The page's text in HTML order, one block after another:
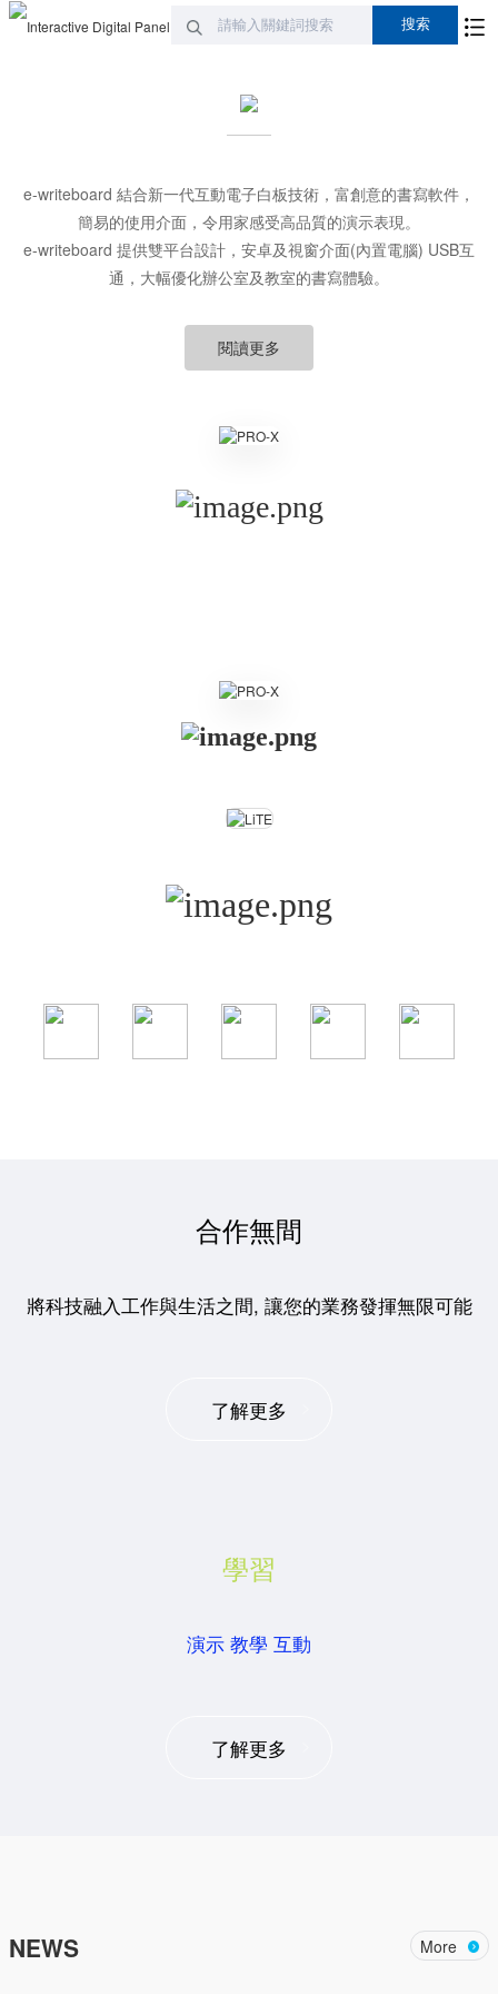
e-writeboard 結合新一代互動電子白板技術，富創意的書寫軟件，
簡易的使用介面，令用家感受高品質的演示表現。
e-writeboard 提供雙平台設計，安卓及視窗介面(內置電腦) USB互
通，大幅優化辦公室及教室的書寫體驗。
閱讀更多
合作無間
將科技融入工作與生活之間, 讓您的業務發揮無限可能
了解更多
學習
演示 教學 互動
了解更多
NEWS More